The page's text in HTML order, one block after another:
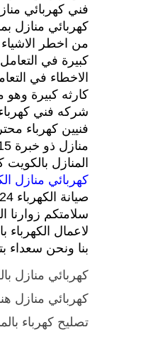
فني كهربائي
كهربائي منازل
من اخطر
كبيرة في
الاخطاء في
كارثه كبيرة
شركه فني
فنيين كهرباء
المنازل
كهربائي منازل
سلامتكم
لاعمال الكهرباء
بنا ونحن سعداء
كهربائي منازل
كهربائي منازل
تصليح كهرباء